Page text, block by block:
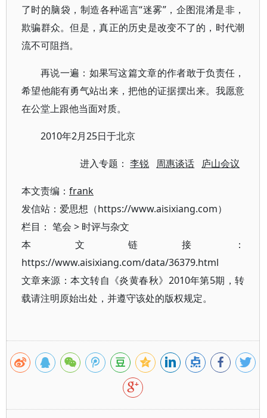
了时的脑袋，制造各种谣言“迷雾”，企图混淆是非，
欺骗群众。但是，真正的历史是改变不了的，时代潮
流不可阻挡。
再说一遍：如果写这篇文章的作者敢于负责任，
希望他能有勇气站出来，把他的证据摆出来。我愿意
在公堂上跟他当面对质。
2010年2月25日于北京
进入专题：李锐 周惠谈话 庐山会议
本文责编： frank
发信站：爱思想（https://www.aisixiang.com）
栏目： 笔会 > 时评与杂文
本文链接：
https://www.aisixiang.com/data/36379.html
文章来源：本文转自《炎黄春秋》2010年第5期，转
载请注明原始出处，并遵守该处的版权规定。